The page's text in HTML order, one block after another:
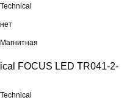
Technical
нет
Магнитная
FOCUS LED TR041-2-
Technical